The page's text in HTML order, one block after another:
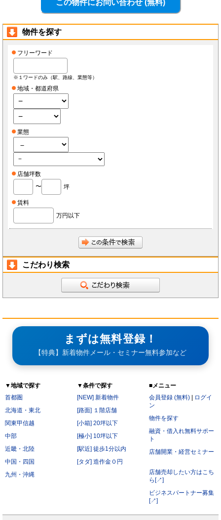
物件を探す
フリーワード
※１ワードのみ（駅、路線、業態等）
地域・都道府県
業態
店舗坪数
〜
坪
賃料
万円以下
こだわり検索
まずは無料登録！
【特典】新着物件メール・セミナー無料参加など
▼地域で探す
首都圏
北海道・東北
関東甲信越
中部
近畿・北陸
中国・四国
九州・沖縄
▼条件で探す
[NEW] 新着物件
[路面] １階店舗
[小箱] 20坪以下
[極小] 10坪以下
[駅近] 徒歩1分以内
[タダ] 造作金０円
■メニュー
会員登録 (無料)
ログイ
ン
物件を探す
融資・借入れ無料サポー
ト
店舗開業・経営セミナー
店舗売却したい方はこち
ら[↗]
ビジネスパートナー募集
[↗]